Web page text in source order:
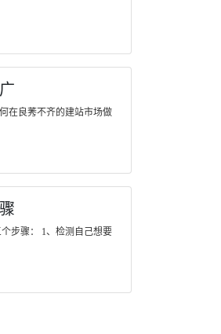
在良莠不齐的建站市场做
步骤： 1、检测自己想要